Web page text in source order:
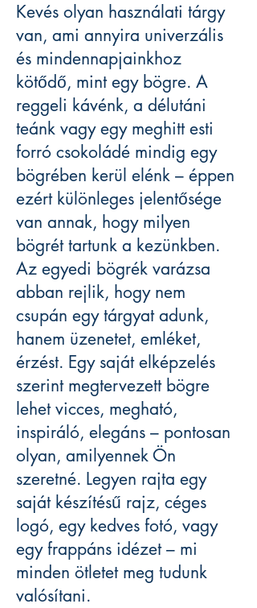
Kevés olyan használati tárgy
van, ami annyira univerzális
és mindennapjainkhoz
kötődő, mint egy bögre. A
reggeli kávénk, a délutáni
teánk vagy egy meghitt esti
forró csokoládé mindig egy
bögrében kerül elénk – éppen
ezért különleges jelentősége
van annak, hogy milyen
bögrét tartunk a kezünkben.
Az egyedi bögrék varázsa
abban rejlik, hogy nem
csupán egy tárgyat adunk,
hanem üzenetet, emléket,
érzést. Egy saját elképzelés
szerint megtervezett bögre
lehet vicces, megható,
inspiráló, elegáns – pontosan
olyan, amilyennek Ön
szeretné. Legyen rajta egy
saját készítésű rajz, céges
logó, egy kedves fotó, vagy
egy frappáns idézet – mi
minden ötletet meg tudunk
valósítani.